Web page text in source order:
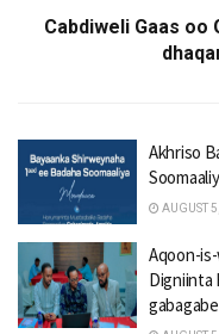
Cabdiweli Gaas oo
Akhriso
AUGUST
Aqoon-
Digniinta